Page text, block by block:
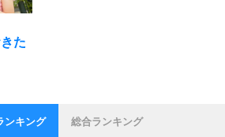
た
ンキング 総合ランキング